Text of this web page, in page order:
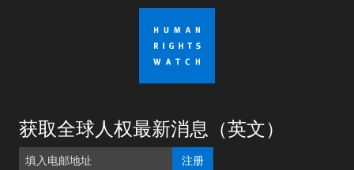
获取全球人权最新消息（英文）
注册